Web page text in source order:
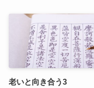
老いと向き合う3